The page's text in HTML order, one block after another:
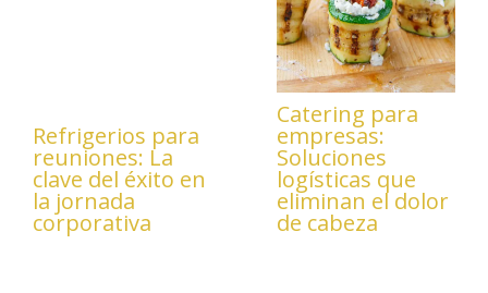
Refrigerios para
reuniones: La
clave del éxito en
la jornada
corporativa
Catering para
empresas:
Soluciones
logísticas que
eliminan el dolor
de cabeza